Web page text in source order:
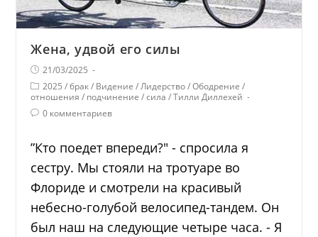
Жена, удвой его силы
21/03/2025
2025 / брак / Видение / Лидерство / Ободрение /
отношения / подчинение / сила / Тилли Диллехей
0 комментариев
”Кто поедет впереди?" - спросила я
сестру. Мы стояли на тротуаре во
Флориде и смотрели на красивый
небесно-голубой велосипед-тандем. Он
был наш на следующие четыре часа. - Я